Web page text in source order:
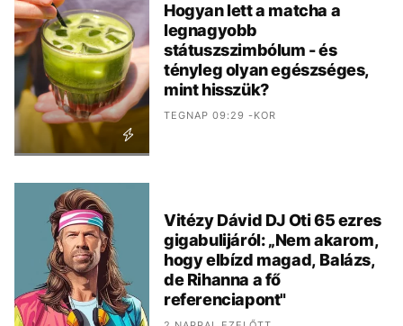
Hogyan lett a matcha a
legnagyobb
státuszszimbólum - és
tényleg olyan egészséges,
mint hisszük?
TEGNAP 09:29 -KOR
Vitézy Dávid DJ Oti 65 ezres
gigabulijáról: „Nem akarom,
hogy elbízd magad, Balázs,
de Rihanna a fő
referenciapont"